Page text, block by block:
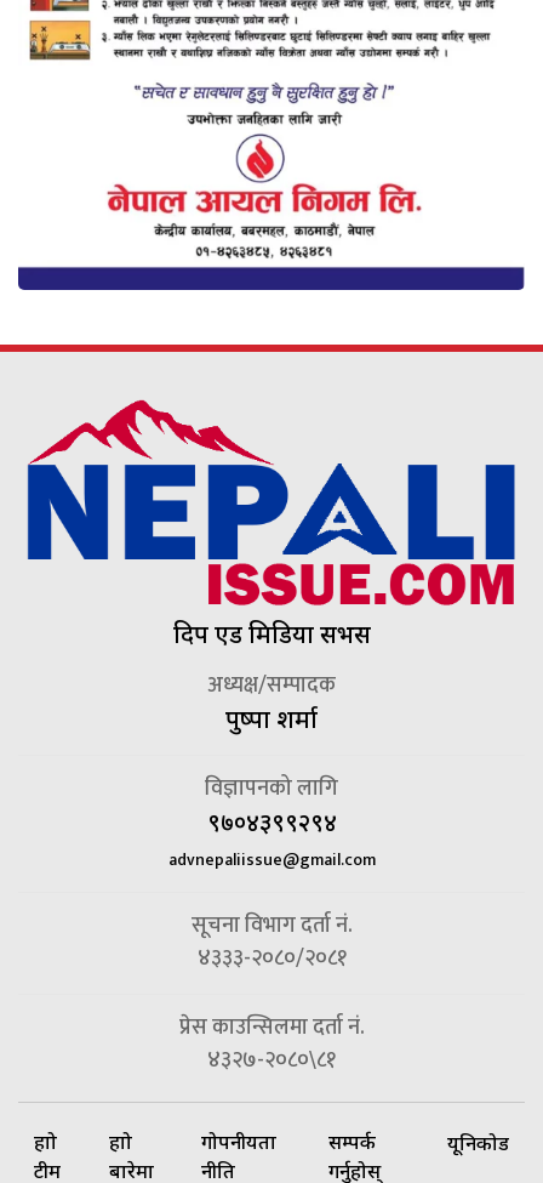
दिप एड मिडिया सर्भिस
अध्यक्ष/सम्पादक
पुष्पा शर्मा
विज्ञापनको लागि
९७०४३९९२९४
advnepaliissue@gmail.com
सूचना विभाग दर्ता नं.
४३३३-२०८०/२०८१
प्रेस काउन्सिलमा दर्ता नं.
४३२७-२०८०\८१
हाम्रो
टीम
हाम्रो
बारेमा
गोपनीयता
नीति
सम्पर्क
गर्नुहोस्
यूनिकोड